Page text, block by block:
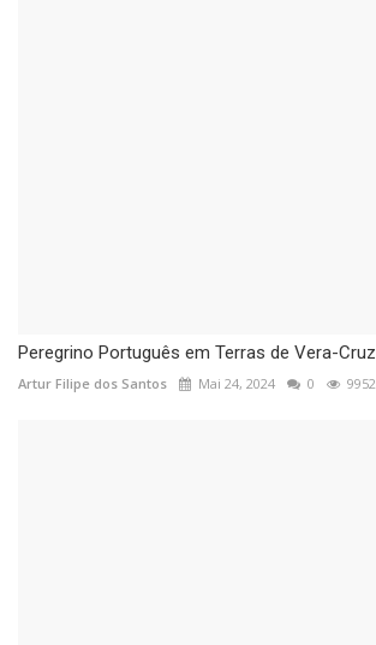
Peregrino Português em Terras de Vera-Cruz
Artur Filipe dos Santos Mai 24, 2024 0 9952